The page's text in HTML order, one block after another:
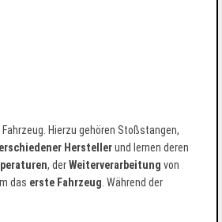
Fahrzeug. Hierzu gehören Stoßstangen,
Herstellerund lernen deren
, derWeiterverarbeitung von
das erste Fahrzeug . Während der